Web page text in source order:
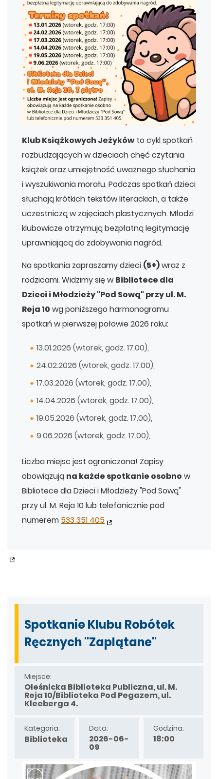
Klub Książkowych Jeżyków to cykl spotkań
rozbudzających w dzieciach chęć czytania
książek oraz umiejętność uważnego słuchania
i wyszukiwania morału. Podczas spotkań dzieci
słuchają krótkich tekstów literackich, a także
uczestniczą w zajęciach plastycznych. Młodzi
klubowicze otrzymują bezpłatną legitymację
uprawniającą do zdobywania nagród.
Na spotkania zapraszamy dzieci (5+)wraz z
rodzicami. Widzimy się w Bibliotece dla
Dzieci i Młodzieży "Pod Sową" przy ul. M.
Reja 10 wg poniższego harmonogramu
spotkań w pierwszej połowie 2026 roku:
13.01.2026 (wtorek, godz. 17.00),
24.02.2026 (wtorek, godz. 17.00),
17.03.2026 (wtorek, godz. 17.00),
14.04.2026 (wtorek, godz. 17.00),
19.05.2026 (wtorek, godz. 17.00),
9.06.2026 (wtorek, godz. 17.00),
Liczba miejsc jest ograniczona! Zapisy
obowiązują na każde spotkanie osobno w
Bibliotece dla Dzieci i Młodzieży "Pod Sową"
przy ul. M. Reja 10 lub telefonicznie pod
numerem 533 351 405 .
Spotkanie Klubu Robótek
Ręcznych "Zaplątane"
Miejsce:
Oleśnicka Biblioteka Publiczna, ul. M.
Reja 10/Biblioteka Pod Pegazem, ul.
Kleeberga 4.
Kategoria:
Biblioteka
Data:
2026-06-
09
Godzina:
18:00